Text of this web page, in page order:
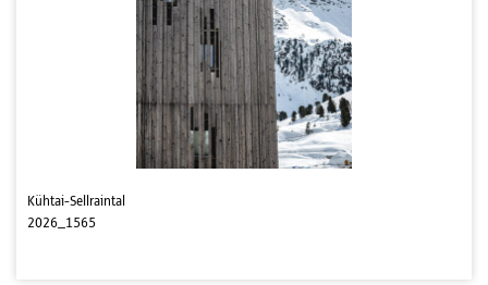
Kühtai-Sellraintal
2026_1565